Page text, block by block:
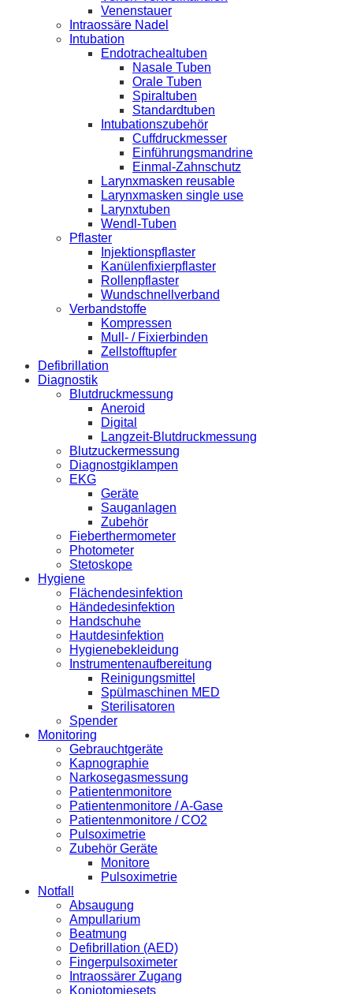
Venenstauer
Intraossäre Nadel
Intubation
Endotrachealtuben
Nasale Tuben
Orale Tuben
Spiraltuben
Standardtuben
Intubationszubehör
Cuffdruckmesser
Einführungsmandrine
Einmal-Zahnschutz
Larynxmasken reusable
Larynxmasken single use
Larynxtuben
Wendl-Tuben
Pflaster
Injektionspflaster
Kanülenfixierpflaster
Rollenpflaster
Wundschnellverband
Verbandstoffe
Kompressen
Mull- / Fixierbinden
Zellstofftupfer
Defibrillation
Diagnostik
Blutdruckmessung
Aneroid
Digital
Langzeit-Blutdruckmessung
Blutzuckermessung
Diagnostgiklampen
EKG
Geräte
Sauganlagen
Zubehör
Fieberthermometer
Photometer
Stetoskope
Hygiene
Flächendesinfektion
Händedesinfektion
Handschuhe
Hautdesinfektion
Hygienebekleidung
Instrumentenaufbereitung
Reinigungsmittel
Spülmaschinen MED
Sterilisatoren
Spender
Monitoring
Gebrauchtgeräte
Kapnographie
Narkosegasmessung
Patientenmonitore
Patientenmonitore / A-Gase
Patientenmonitore / CO2
Pulsoximetrie
Zubehör Geräte
Monitore
Pulsoximetrie
Notfall
Absaugung
Ampullarium
Beatmung
Defibrillation (AED)
Fingerpulsoximeter
Intraossärer Zugang
Koniotomiesets